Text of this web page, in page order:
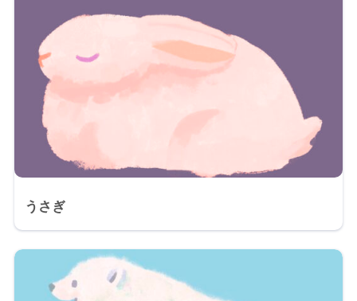
うさぎ